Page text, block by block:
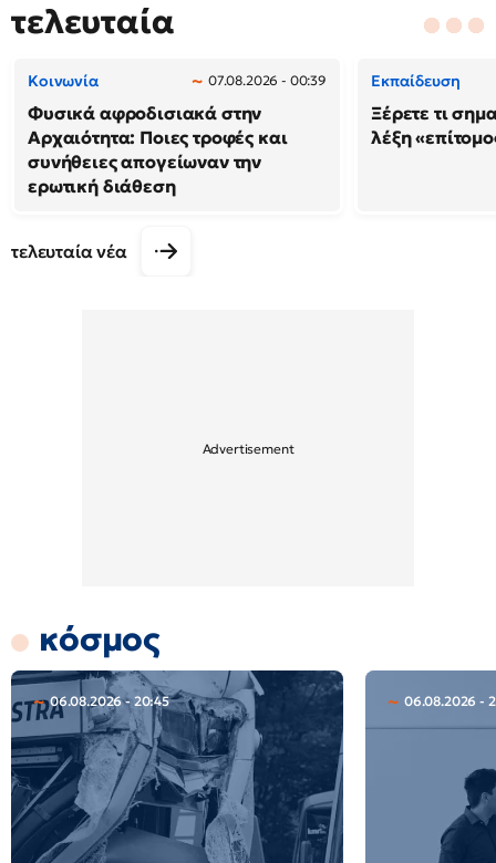
τελευταία
Κοινωνία 07.08.2026 - 00:39
Φυσικά αφροδισιακά στην
Αρχαιότητα: Ποιες τροφές και
συνήθειες απογείωναν την
ερωτική διάθεση
Εκπαίδευση
Ξέρετε τι
λέξη
τελευταία νέα
κόσμος
06.08.2026 - 20:45 06.08.2026 -